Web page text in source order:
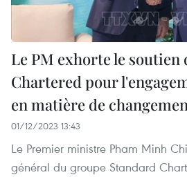
Le PM exhorte le soutien
Chartered pour
en matière de
01/12/2023 13:43
Le Premier ministre Pham Minh
général du groupe Standard